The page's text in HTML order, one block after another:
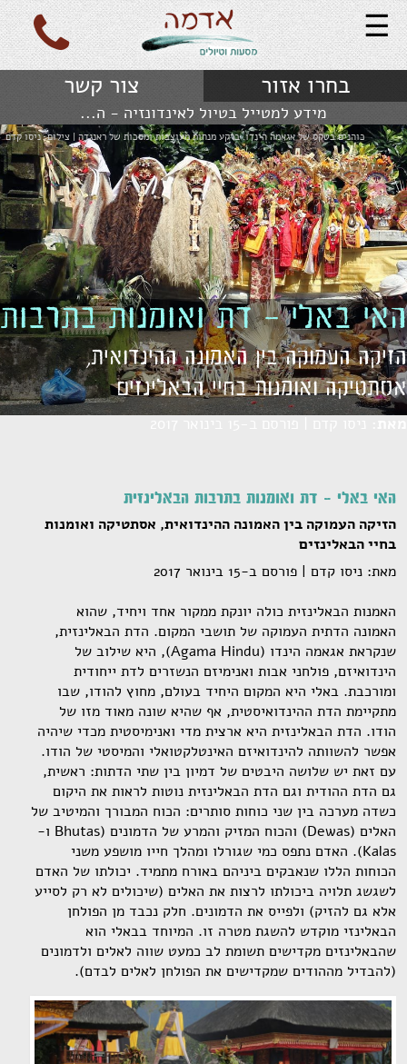
☰
צור קשר בחרו אזור
מידע למטייל בטיול לאינדונזיה - ה...
כוהנים בטקס של אגאמה הינדו. ברקע מנחות מעוצבות ומסכות של ראנגדה | צילום: ניסו קדם
האי באלי - דת ואומנות
הזיקה העמוקה בין האמונה ההינדואית,
אסתטיקה ואומנות בחיי הבאלינזים
האי באלי - דת ואומנות בתרבות הבאלינזית
הזיקה העמוקה בין האמונה ההינדואית, אסתטיקה ואומנות
בחיי הבאלינזים
מאת: ניסו קדם | פורסם ב-15 בינואר 2017
האמנות הבאלינזית כולה יונקת ממקור אחד ויחיד, שהוא
האמונה הדתית העמוקה של תושבי המקום. הדת הבאלינזית,
שנקראת אגאמה הינדו (Agama Hindu), היא שילוב של
הינדואיזם, פולחני אבות ואנימיזם הנשזרים לדת ייחודית
ומורכבת. באלי היא המקום היחיד בעולם, מחוץ להודו, שבו
מתקיימת הדת ההינדואיסטית, אף שהיא שונה מאוד מזו של
הודו. הדת הבאלינזית היא ארצית מדי ואנימיסטית מכדי שיהיה
אפשר להשוותה להינדואיזם האינטלקטואלי והמיסטי של הודו.
עם זאת יש שלושה היבטים של דמיון בין שתי הדתות: ראשית,
גם הדת ההודית וגם הדת הבאלינזית נוטות לראות את היקום
כשדה מערכה בין שני כוחות סותרים: הכוח המבורך והמיטיב של
האלים (Dewas) והכוח המזיק והמרע של הדמונים (Bhutas ו-
Kalas). האדם נתפס כמי שגורלו ומהלך חייו מושפע משני
הכוחות הללו שנאבקים ביניהם באורח מתמיד. יכולתו של האדם
לשגשג תלויה ביכולתו לרצות את האלים (שיכולים לא רק לסייע
אלא גם להזיק) ולפייס את הדמונים. חלק נכבד מן הפולחן
הבאלינזי מוקדש להשגת מטרה זו. המיוחד בבאלי הוא
שהבאלינזים מקדישים תשומת לב כמעט שווה לאלים ולדמונים
(להבדיל מההודים שמקדישים את הפולחן לאלים לבדם).